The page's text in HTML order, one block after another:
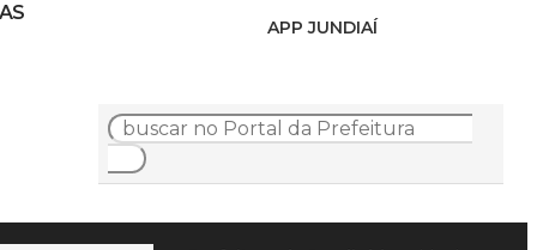
APP JUNDIAÍ